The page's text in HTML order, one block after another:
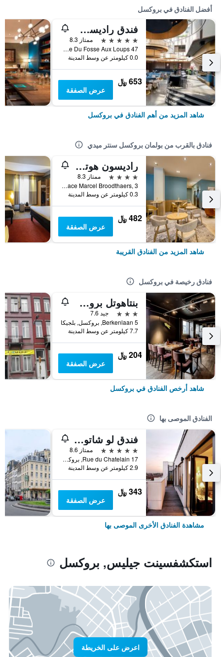
أفضل الفنادق في بروكسل
فندق راديسن كوليكشن جراند بليس بروكسل
5 نجوم
ممتاز 8.3
47 Rue Du Fosse Aux Loups, بروكسل, بلجيكا
0.0 كيلومتر عن وسط المدينة
653 ﷼
عرض الصفقة
شاهد المزيد من أهم الفنادق في بروكسل
فنادق بالقرب من بولمان بروكسل سنتر ميدي
راديسون هوتل بروكسيل سنتر ميدي
4 نجوم
ممتاز 8.3
Place Marcel Broodthaers, 3, بروكسل, بلجيكا
0.3 كيلومتر عن وسط المدينة
482 ﷼
عرض الصفقة
شاهد المزيد من الفنادق القريبة
فنادق رخيصة في بروكسل
بنتاهوتل بروسلز إيربورت
3 نجوم
جيد 7.6
Berkenlaan 5, بروكسل, بلجيكا
7.7 كيلومتر عن وسط المدينة
204 ﷼
عرض الصفقة
شاهد أرخص الفنادق في بروكسل
الفنادق الموصى بها
فندق لو شاتولان
5 نجوم
ممتاز 8.6
17 Rue du Chatelain, بروكسل, بلجيكا
2.9 كيلومتر عن وسط المدينة
343 ﷼
عرض الصفقة
مشاهدة الفنادق الأخرى الموصى بها
استكشفسينت جيليس, بروكسل
اعرض على الخريطة